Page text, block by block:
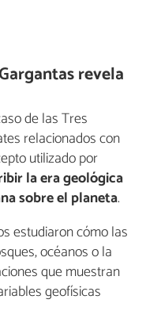
revela
de las Tres
relacionados con
utilizado por
la era geológica
sobre el planeta.
estudiaron cómo las
océanos o la
que muestran
geofísicas